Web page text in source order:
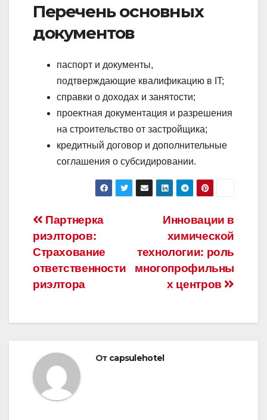
Перечень основных
документов
паспорт и документы,
подтверждающие квалификацию в IT;
справки о доходах и занятости;
проектная документация и разрешения
на строительство от застройщика;
кредитный договор и дополнительные
соглашения о субсидировании.
Навигация
по
записям
Инновации в
химической
технологии: роль
многопрофильны
х центров
Партнерка
риэлторов:
Страхование
ответственности
риэлтора
От capsulehotel